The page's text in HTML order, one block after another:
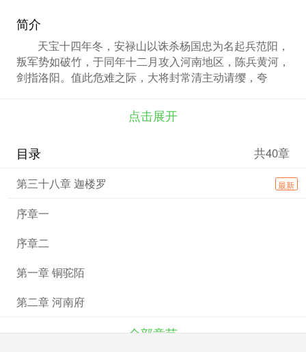
简介
天宝十四年冬，安禄山以诛杀杨国忠为名起兵范阳，
叛军势如破竹，于同年十二月攻入河南地区，陈兵黄河，
剑指洛阳。值此危难之际，大将封常清主动请缨，夸
十万新军。然而这支仓促组建的军队难敌安禄山铁骑，封
常清连战连溃，最终弃城西逃，致使洛阳防务彻底崩溃。
合洛中豪杰义士，与叛军展开了惨烈的巷战。小说通过赵
可歌可泣的英雄故事，将史籍中寥寥几笔的英雄人物重新
点燃了自保的血火烽烟，谱写了一曲军民同心、为众而战
的慷慨悲歌。
点击展开
目录 共40章
第三十八章 迦楼罗 最新
序章一
序章二
第一章 铜驼陌
第二章 河南府
全部章节